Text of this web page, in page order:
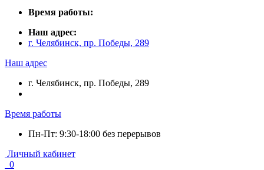
Время работы:
Наш адрес:
г. Челябинск, пр. Победы, 289
Наш адрес
г. Челябинск, пр. Победы, 289
Время работы
Пн-Пт: 9:30-18:00 без перерывов
Личный кабинет
0